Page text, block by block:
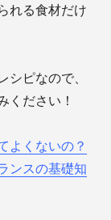
れる食材だけ
ピなので、
ください！
よくないの？
ンスの基礎知